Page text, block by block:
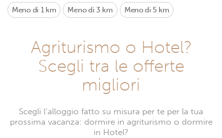
Meno di 1 km Meno di 3 km Meno di 5 km
Agriturismo o Hotel?
Scegli tra le offerte
migliori
Scegli l’alloggio fatto su misura per te per la tua
prossima vacanza: dormire in agriturismo o dormire
in Hotel?